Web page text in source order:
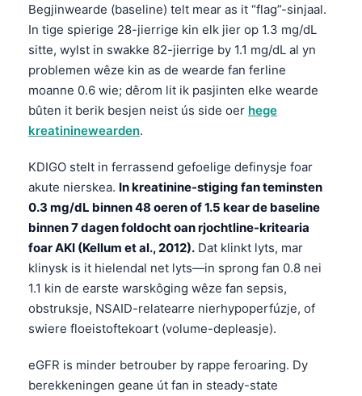
Begjinwearde (baseline) telt mear as it “flag”-sinjaal.
In tige spierige 28-jierrige kin elk jier op 1.3 mg/dL
sitte, wylst in swakke 82-jierrige by 1.1 mg/dL al yn
problemen wêze kin as de wearde fan ferline
moanne 0.6 wie; dêrom lit ik pasjinten elke wearde
bûten it berik besjen neist ús side oer hege
kreatininewearden.
KDIGO stelt in ferrassend gefoelige definysje foar
akute nierskea. In kreatinine-stiging fan teminsten
0.3 mg/dL binnen 48 oeren of 1.5 kear de baseline
binnen 7 dagen foldocht oan rjochtline-kritearia
foar AKI (Kellum et al., 2012). Dat klinkt lyts, mar
klinysk is it hielendal net lyts—in sprong fan 0.8 nei
1.1 kin de earste warskôging wêze fan sepsis,
obstruksje, NSAID-relatearre nierhypoperfúzje, of
swiere floeistoftekoart (volume-depleasje).
eGFR is minder betrouber by rappe feroaring. Dy
berekkeningen geane út fan in steady-state